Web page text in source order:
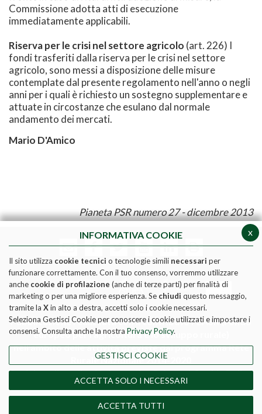
Commissione adotta atti di esecuzione
immediatamente applicabili.
Riserva per le crisi nel settore agricolo (art. 226) I
fondi trasferiti dalla riserva per le crisi nel settore
agricolo, sono messi a disposizione delle misure
contemplate dal presente regolamento nell'anno o negli
anni per i quali è richiesto un sostegno supplementare e
attuate in circostanze che esulano dal normale
andamento dei mercati.
Mario D'Amico
Pianeta PSR numero 27 - dicembre 2013
Pubblicazione realizzata con il contributo FEASR (Fondo
europeo per l'agricoltura e lo sviluppo rurale)
nell'ambito delle attività previste dal programma Rete
Rurale Nazionale 2014-2020
Social media policy|Informativa Privacy|Cookie Policy
DIRETTORE RESPONSABILE - MATTEO TAGLIAPIETRA
REGISTRAZIONE TRIBUNALE DI ROMA N. 190/2011 del
17-06-2011 - ISSN 2532-8115.
x
INFORMATIVA COOKIE
Il sito utilizza cookie tecnici o tecnologie simili necessari per
funzionare correttamente. Con il tuo consenso, vorremmo utilizzare
anche cookie di profilazione (anche di terze parti) per finalità di
marketing o per una migliore esperienza. Se chiudi questo messaggio,
tramite la Xin alto a destra, accetti solo i cookie necessari.
Seleziona Gestisci Cookie per conoscere i cookie utilizzati e impostare i
consensi. Consulta anche la nostra Privacy Policy.
GESTISCI COOKIE
ACCETTA SOLO I NECESSARI
ACCETTA TUTTI